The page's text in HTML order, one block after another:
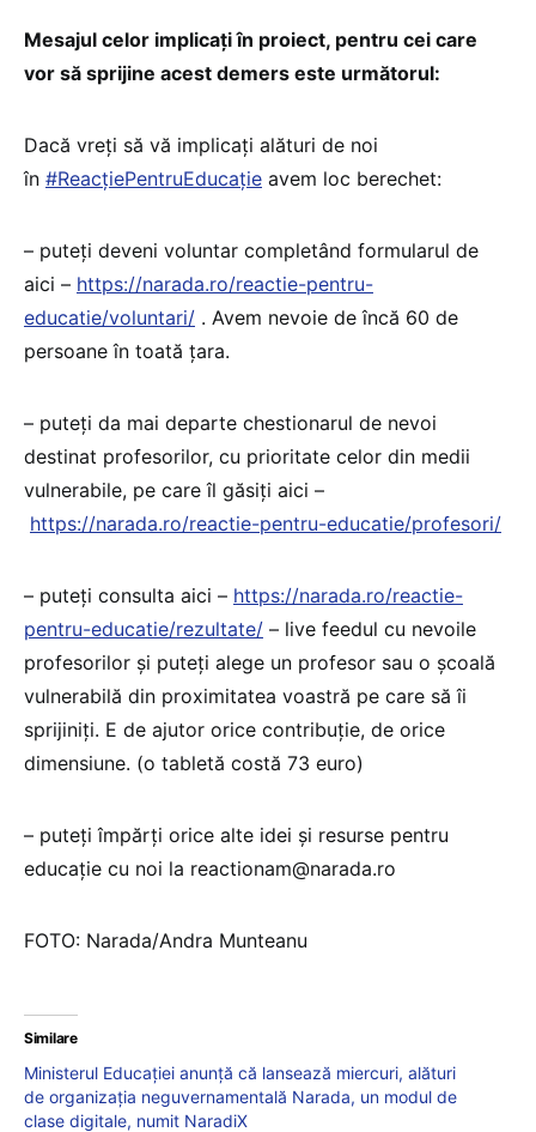
Mesajul celor implicați în proiect, pentru cei care
vor să sprijine acest demers este următorul:
Dacă vreți să vă implicați alături de noi
în #ReacțiePentruEducație avem loc berechet:
– puteți deveni voluntar completând formularul de
aici – https://narada.ro/reactie-pentru-
educatie/voluntari/ . Avem nevoie de încă 60 de
persoane în toată țara.
– puteți da mai departe chestionarul de nevoi
destinat profesorilor, cu prioritate celor din medii
vulnerabile, pe care îl găsiți aici –
https://narada.ro/reactie-pentru-educatie/profesori/
– puteți consulta aici – https://narada.ro/reactie-
pentru-educatie/rezultate/ – live feedul cu nevoile
profesorilor și puteți alege un profesor sau o școală
vulnerabilă din proximitatea voastră pe care să îi
sprijiniți. E de ajutor orice contribuție, de orice
dimensiune. (o tabletă costă 73 euro)
– puteți împărți orice alte idei și resurse pentru
educație cu noi la reactionam@narada.ro
FOTO: Narada/Andra Munteanu
Similare
Ministerul Educației anunță că lansează miercuri, alături
de organizația neguvernamentală Narada, un modul de
clase digitale, numit NaradiX